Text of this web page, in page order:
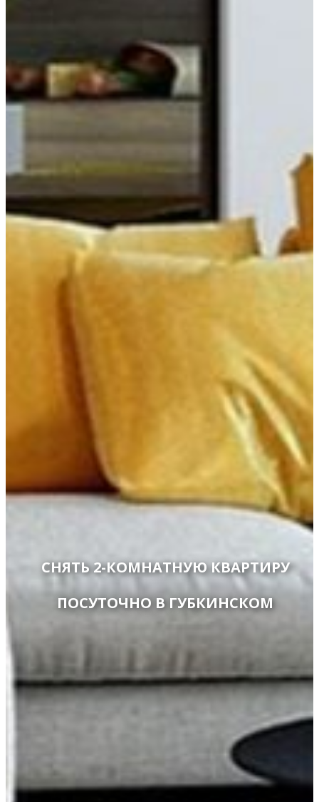
СНЯТЬ 2-КОМНАТНУЮ КВАРТИРУ
ПОСУТОЧНО В ГУБКИНСКОМ